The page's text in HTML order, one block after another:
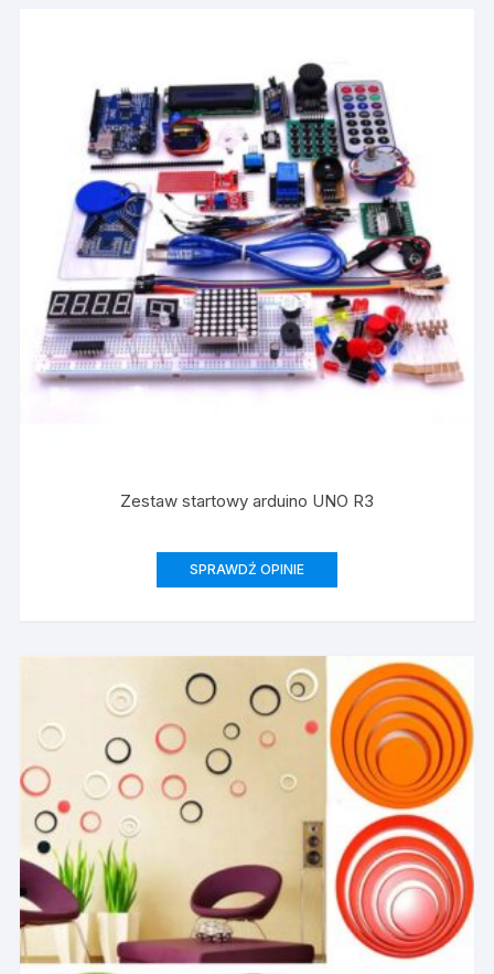
Zestaw startowy arduino UNO R3
SPRAWDŹ OPINIE